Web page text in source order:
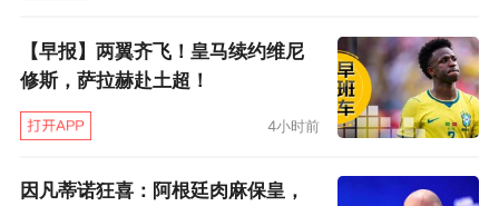
【早报】两翼齐飞！皇马续约维尼
修斯，萨拉赫赴土超！
4小时前
因凡蒂诺狂喜：阿根廷肉麻保皇，